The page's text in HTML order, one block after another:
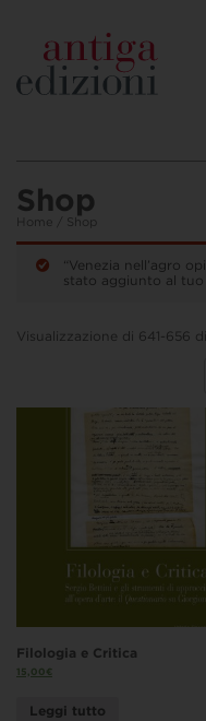
Shop
Home / Shop
“Venezia nell’agro
stato aggiunto al tuo
Visualizzazione di 641-656
Filologia e Critica
15,00€
Leggi tutto